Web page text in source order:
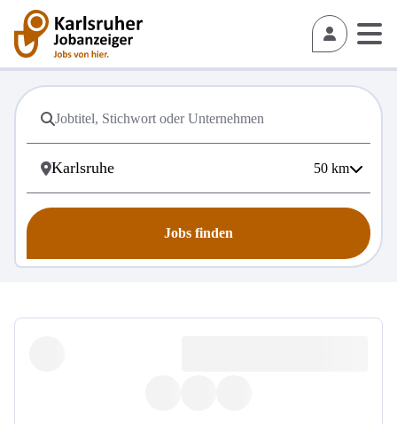
50 km
Jobs finden